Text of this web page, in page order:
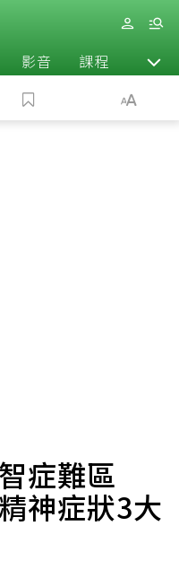
影音 課程 退休
症難區
神症狀3大